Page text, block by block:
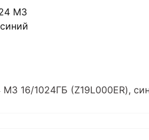
16/1024ГБ (Z19L000ER),